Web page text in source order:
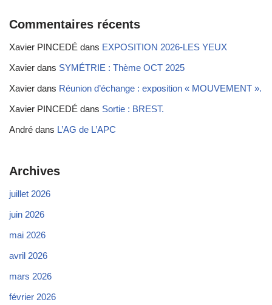
Commentaires récents
Xavier PINCEDÉ dans EXPOSITION 2026-LES YEUX
Xavier dans SYMÉTRIE : Thème OCT 2025
Xavier dans Réunion d’échange : exposition « MOUVEMENT ».
Xavier PINCEDÉ dans Sortie : BREST.
André dans L’AG de L’APC
Archives
juillet 2026
juin 2026
mai 2026
avril 2026
mars 2026
février 2026